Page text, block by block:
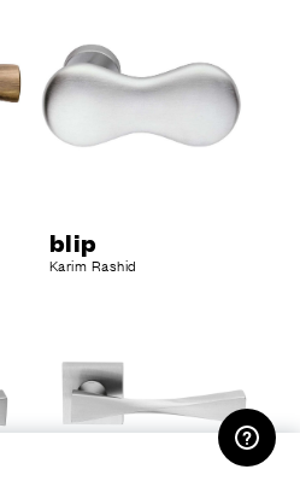
blip
Karim Rashid